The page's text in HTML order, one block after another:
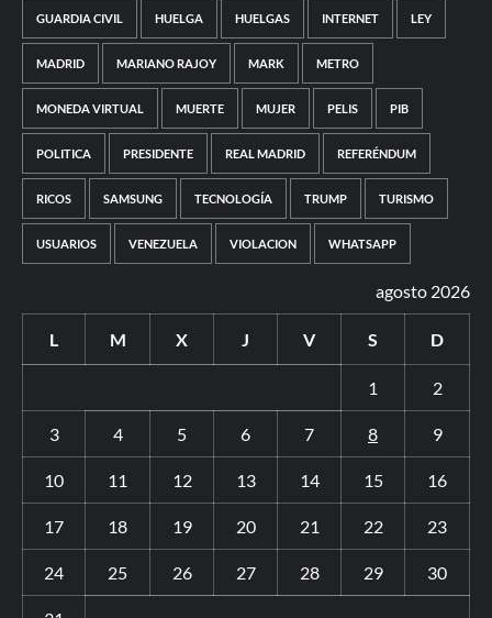
GUARDIA CIVIL HUELGA HUELGAS INTERNET LEY
MADRID MARIANO RAJOY MARK METRO
MONEDA VIRTUAL MUERTE MUJER PELIS PIB
POLITICA PRESIDENTE REAL MADRID REFERÉNDUM
RICOS SAMSUNG TECNOLOGÍA TRUMP TURISMO
USUARIOS VENEZUELA VIOLACION WHATSAPP
agosto 2026
L M X J V S D
1 2
3 4 5 6 7 8 9
10 11 12 13 14 15 16
17 18 19 20 21 22 23
24 25 26 27 28 29 30